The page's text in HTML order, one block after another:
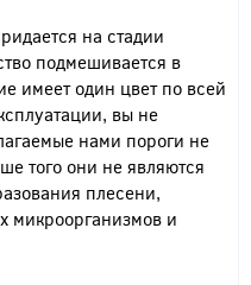
на стадии
подмешивается в
имеет один цвет по всей
вы не
нами пороги не
того они не являются
плесени,
микроорганизмов и